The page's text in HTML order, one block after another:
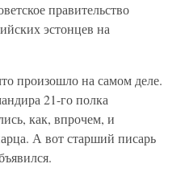
правительство
эстонцев на
произошло на самом деле.
21-го полка
как, впрочем, и
А вот старший писарь